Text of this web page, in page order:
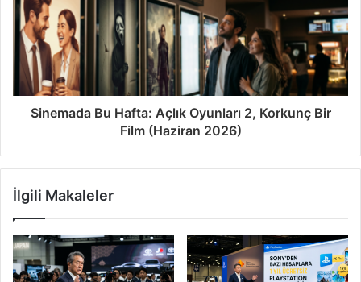
Sinemada Bu Hafta: Açlık Oyunları 2, Korkunç Bir
Film (Haziran 2026)
İlgili Makaleler